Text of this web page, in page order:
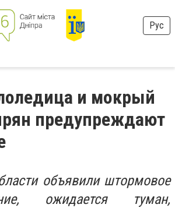
Рус
и мокрый
предупреждают
объявили штормовое
ожидается туман,